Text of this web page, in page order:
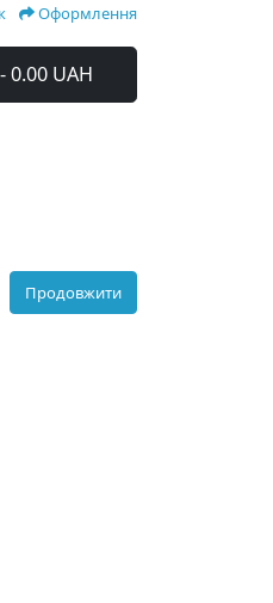
Оформлення
0.00 UAH
Продовжити